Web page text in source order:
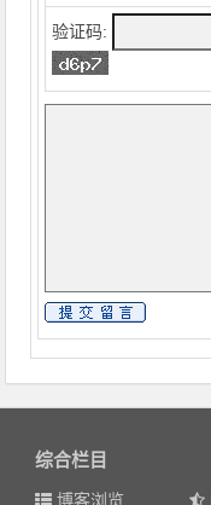
验证码:
综合栏目
博客浏览